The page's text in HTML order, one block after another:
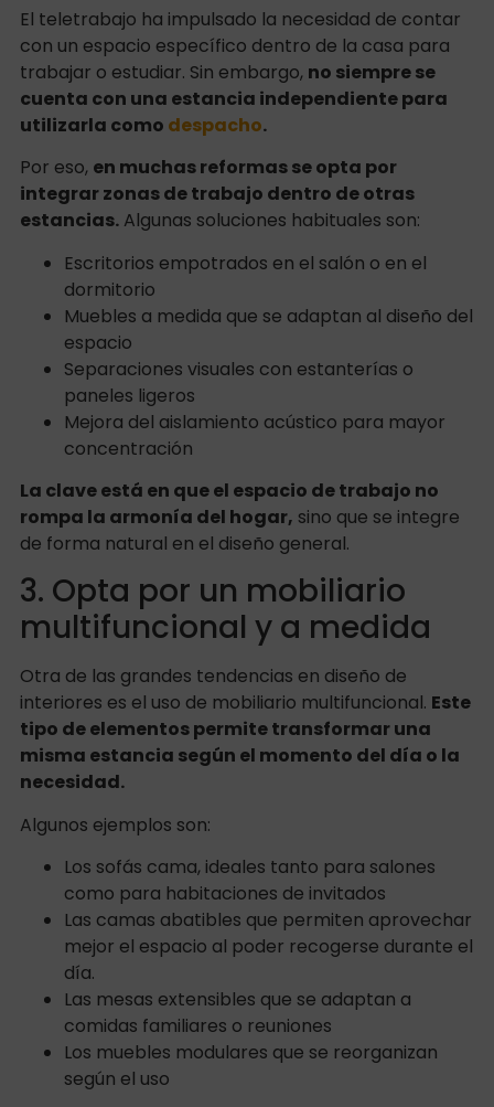
El teletrabajo ha impulsado la necesidad de contar
con un espacio específico dentro de la casa para
trabajar o estudiar. Sin embargo, no siempre se
cuenta con una estancia independiente para
utilizarla como despacho.
Por eso, en muchas reformas se opta por
integrar zonas de trabajo dentro de otras
estancias.Algunas soluciones habituales son:
Escritorios empotrados en el salón o en el
dormitorio
Muebles a medida que se adaptan al diseño del
espacio
Separaciones visuales con estanterías o
paneles ligeros
Mejora del aislamiento acústico para mayor
concentración
La clave está en que el espacio de trabajo no
rompa la armonía del hogar, sino que se integre
de forma natural en el diseño general.
3. Opta por un mobiliario
multifuncional y a medida
Otra de las grandes tendencias en diseño de
interiores es el uso de mobiliario multifuncional. Este
tipo de elementos permite transformar una
misma estancia según el momento del día o la
necesidad.
Algunos ejemplos son:
Los sofás cama, ideales tanto para salones
como para habitaciones de invitados
Las camas abatibles que permiten aprovechar
mejor el espacio al poder recogerse durante el
día.
Las mesas extensibles que se adaptan a
comidas familiares o reuniones
Los muebles modulares que se reorganizan
según el uso